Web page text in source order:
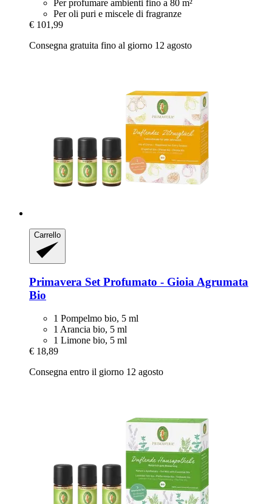
Per profumare ambienti fino a 80 m²
Per oli puri e miscele di fragranze
€ 101,99
Consegna gratuita fino al giorno 12 agosto
Carrello
Primavera Set Profumato -​ Gioia Agrumata
Bio
1 Pompelmo bio, 5 ml
1 Arancia bio, 5 ml
1 Limone bio, 5 ml
€ 18,89
Consegna entro il giorno 12 agosto